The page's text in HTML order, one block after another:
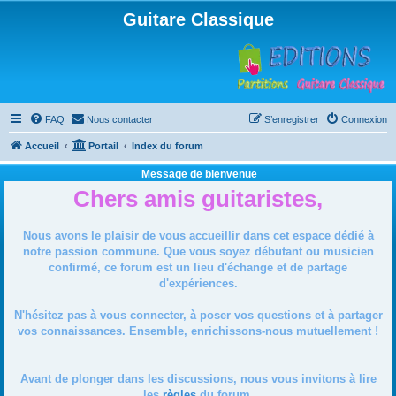
Guitare Classique
FAQ Nous contacter Connexion
S’enregistrer
Accueil Portail Index du forum
Message de bienvenue
Chers amis guitaristes,
Nous avons le plaisir de vous accueillir dans cet espace dédié à
notre passion commune. Que vous soyez débutant ou musicien
confirmé, ce forum est un lieu d'échange et de partage
d'expériences.
N'hésitez pas à vous connecter, à poser vos questions et à partager
vos connaissances. Ensemble, enrichissons-nous mutuellement !
Avant de plonger dans les discussions, nous vous invitons à lire